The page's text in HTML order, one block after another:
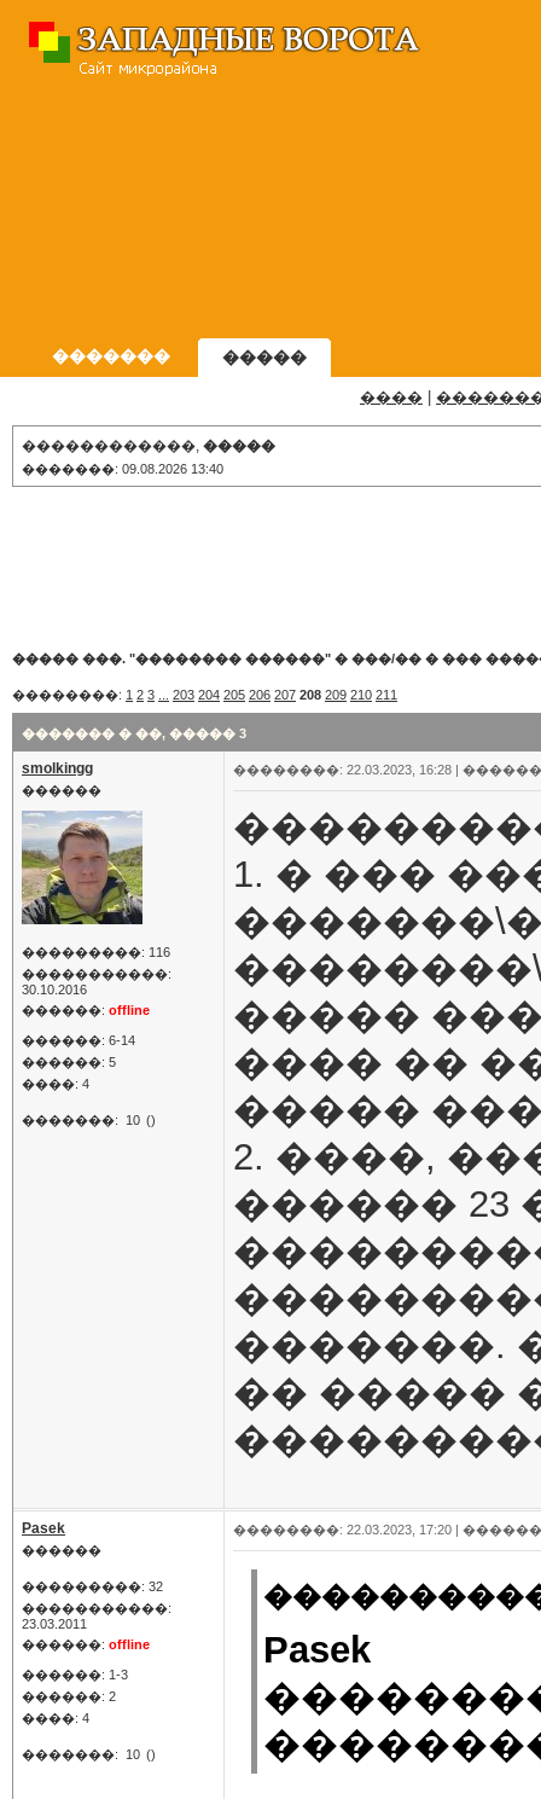
������� �����
����
������������, �����
�������: 09.08.2026 13:40
����� ���. "�������� ������" � ���/�� � ���
��������: 1 2 3 203 204 205 206 207 208 209 210 211
������� � ��, ����� 3
smolkingg
������
���������: 116
�����������:
30.10.2016
������: offline
������: 6-14
������: 5
����: 4
�������: 10 ()
��������: 22.03.2023, 16:28 |
1. � ���
�����
���� ��
�����
2. ����,
������ 23
�������.
�� �����
Pasek
������
���������: 32
�����������:
23.03.2011
������: offline
������: 1-3
������: 2
����: 4
�������: 10 ()
��������: 22.03.2023, 17:20 |
Pasek